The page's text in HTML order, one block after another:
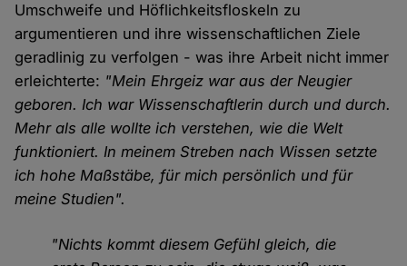
Umschweife und Höflichkeitsfloskeln zu
argumentieren und ihre wissenschaftlichen Ziele
geradlinig zu verfolgen - was ihre Arbeit nicht immer
erleichterte: "Mein Ehrgeiz war aus der Neugier
geboren. Ich war Wissenschaftlerin durch und durch.
Mehr als alle wollte ich verstehen, wie die Welt
funktioniert. In meinem Streben nach Wissen setzte
ich hohe Maßstäbe, für mich persönlich und für
meine Studien".
"Nichts kommt diesem Gefühl gleich, die